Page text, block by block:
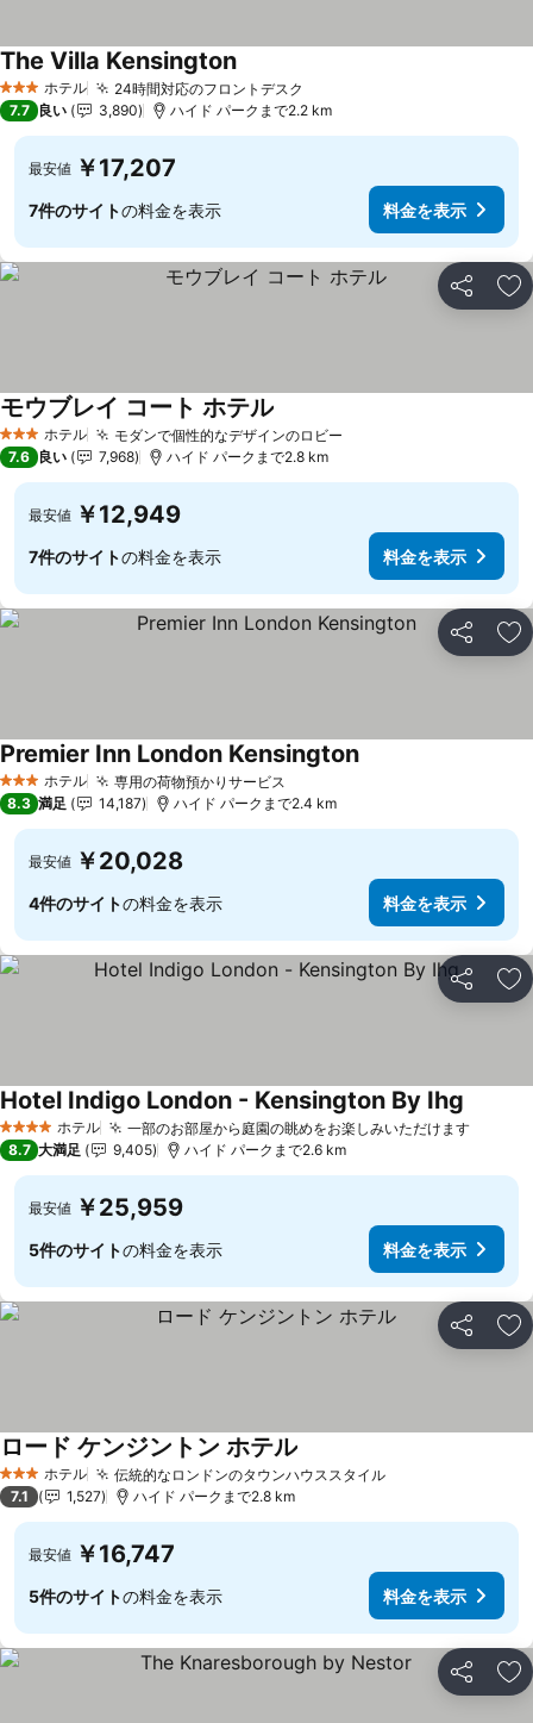
3 ホテルのランク
ホテル 24時間対応のフロントデスク
The Villa Kensington
7.7 良い 3,890 ハイド パークまで2.2 km
最安値 ￥17,207
7件のサイトの料金を表示 料金を表示
シェア お
3 ホテルのランク
ホテル モダンで個性的なデザインのロビー
モウブレイ コート ホテル
7.6 良い 7,968 ハイド パークまで2.8 km
最安値 ￥12,949
7件のサイトの料金を表示 料金を表示
シェア お
3 ホテルのランク
ホテル 専用の荷物預かりサービス
Premier Inn London Kensington
8.3 満足 14,187 ハイド パークまで2.4 km
最安値 ￥20,028
4件のサイトの料金を表示 料金を表示
シェア お
4 ホテルのランク
ホテル 一部のお部屋から庭園の眺めをお楽しみいただけます
Hotel Indigo London - Kensington By Ihg
8.7 大満足 9,405 ハイド パークまで2.6 km
最安値 ￥25,959
5件のサイトの料金を表示 料金を表示
シェア お
3 ホテルのランク
ホテル 伝統的なロンドンのタウンハウススタイル
ロード ケンジントン ホテル
7.1 1,527 ハイド パークまで2.8 km
最安値 ￥16,747
5件のサイトの料金を表示 料金を表示
シェア お